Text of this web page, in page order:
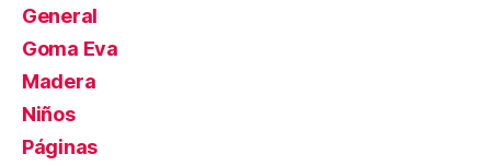
General
Goma Eva
Madera
Niños
Páginas